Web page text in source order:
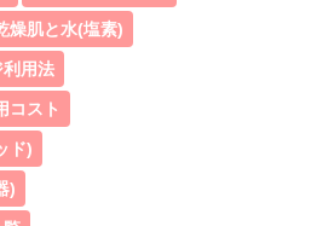
燥肌と水(塩素)
用法
コスト
ド)
)